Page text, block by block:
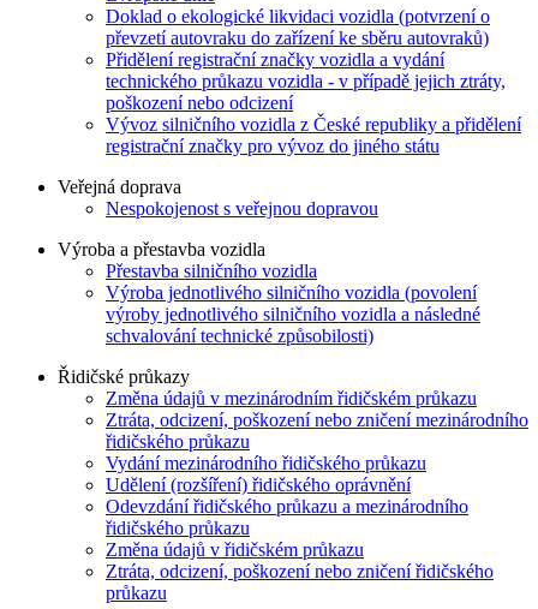
Doklad o ekologické likvidaci vozidla (potvrzení o
převzetí autovraku do zařízení ke sběru autovraků)
Přidělení registrační značky vozidla a vydání
technického průkazu vozidla - v případě jejich ztráty,
poškození nebo odcizení
Vývoz silničního vozidla z České republiky a přidělení
registrační značky pro vývoz do jiného státu
Veřejná doprava
Nespokojenost s veřejnou dopravou
Výroba a přestavba vozidla
Přestavba silničního vozidla
Výroba jednotlivého silničního vozidla (povolení
výroby jednotlivého silničního vozidla a následné
schvalování technické způsobilosti)
Řidičské průkazy
Změna údajů v mezinárodním řidičském průkazu
Ztráta, odcizení, poškození nebo zničení mezinárodního
řidičského průkazu
Vydání mezinárodního řidičského průkazu
Udělení (rozšíření) řidičského oprávnění
Odevzdání řidičského průkazu a mezinárodního
řidičského průkazu
Změna údajů v řidičském průkazu
Ztráta, odcizení, poškození nebo zničení řidičského
průkazu